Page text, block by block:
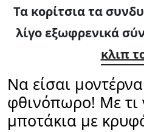
Τα κορίτσια τα
λίγο εξωφρενικά
κλιπ
Να είσαι
φθινόπωρο! Με τι
μποτάκια με